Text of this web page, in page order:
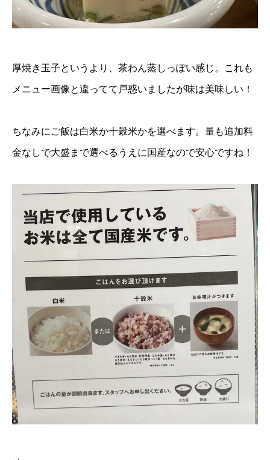
厚焼き玉子というより、茶わん蒸しっぽい感じ。これも
メニュー画像と違ってて戸惑いましたが味は美味しい！
ちなみにご飯は白米か十穀米かを選べます。量も追加料
金なしで大盛まで選べるうえに国産なので安心ですね！